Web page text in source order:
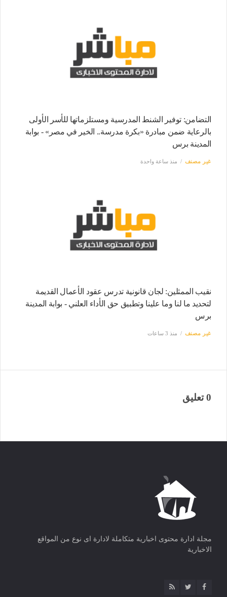
التضامن: توفير الشنط المدرسية ومستلزماتها للأسر الأولى
بالرعاية ضمن مبادرة «بكرة مدرسة.. الخير في مصر» - بوابة
المدينة برس
غير مصنف منذ ساعة واحدة
نقيب الممثلين: لجان قانونية تدرس عقود الأعمال القديمة
لتحديد ما لنا وما علينا وتطبيق حق الأداء العلني - بوابة المدينة
برس
غير مصنف منذ 3 ساعات
0 تعليق
مجلة ادارة محتوى اخبارية متكاملة لادارة اى نوع من المواقع
الاخبارية